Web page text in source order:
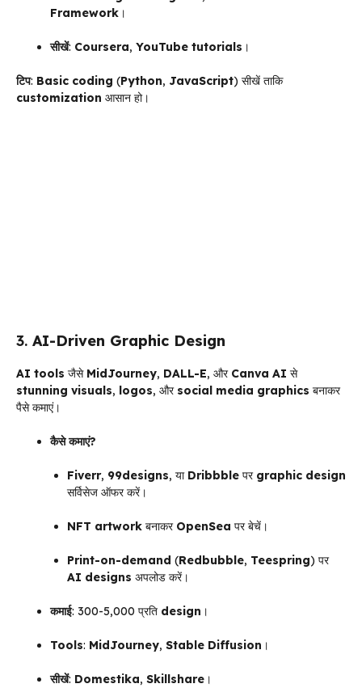
Framework ।
सीखें: Coursera, YouTube tutorials ।
टिप: Basic coding (Python, JavaScript) सीखें ताकि
customization आसान हो।
3. AI-Driven Graphic Design
AI tools जैसे MidJourney, DALL-E, और Canva AI से
stunning visuals, logos, और social media graphics बनाकर
पैसे कमाएं।
कैसे कमाएं?
Fiverr, 99designs, या Dribbble पर graphic design
सर्विसेज ऑफर करें।
NFT artwork बनाकर OpenSea पर बेचें।
Print-on-demand (Redbubble, Teespring) पर
AI designs अपलोड करें।
कमाई: ₹300-₹5,000 प्रति design ।
Tools: MidJourney, Stable Diffusion ।
सीखें: Domestika, Skillshare ।